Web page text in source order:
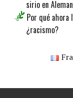
sirio en
Por qué
¿racismo?